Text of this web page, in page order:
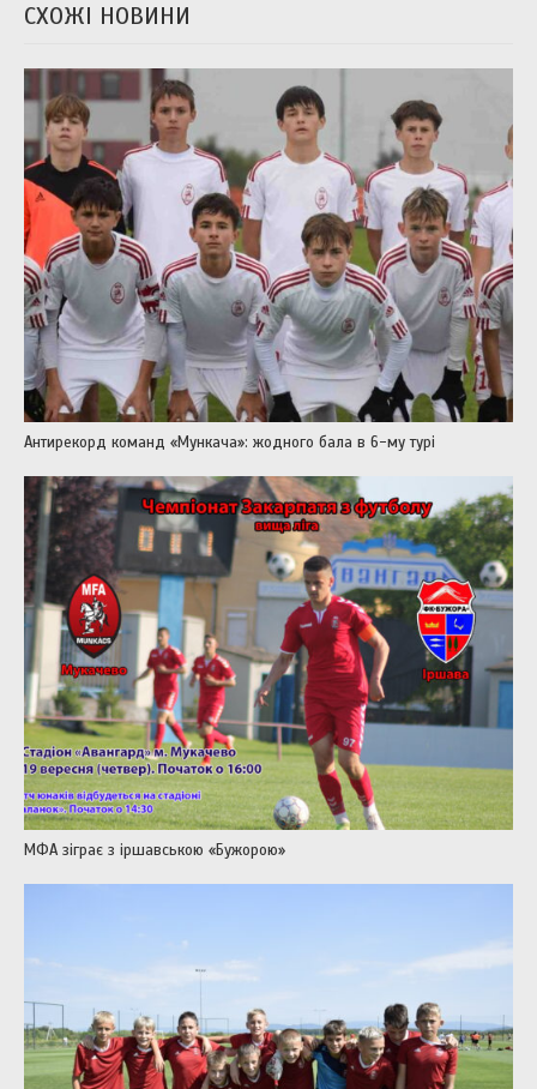
СХОЖІ НОВИНИ
Антирекорд команд «Мункача»: жодного бала в 6-му турі
МФА зіграє з іршавською «Бужорою»